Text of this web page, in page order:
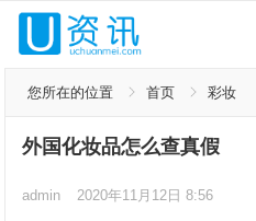
您所在的位置 首页 彩妆
外国化妆品怎么查真假
admin 2020年11月12日 8:56